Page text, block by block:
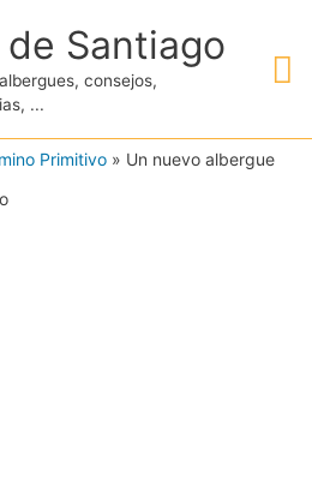
Santiago
consejos,
...
Primitivo » Un nuevo albergue